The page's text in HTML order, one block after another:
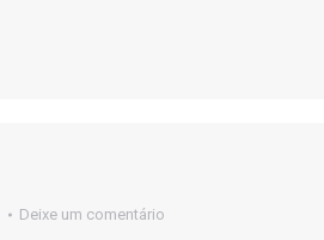
Deixe um comentário